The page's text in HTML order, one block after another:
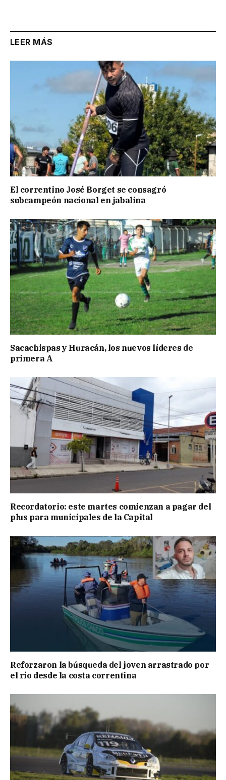
LEER MÁS
El correntino José Borget se consagró
subcampeón nacional en jabalina
Sacachispas y Huracán, los nuevos líderes de
primera A
Recordatorio: este martes comienzan a pagar del
plus para municipales de la Capital
Reforzaron la búsqueda del joven arrastrado por
el río desde la costa correntina